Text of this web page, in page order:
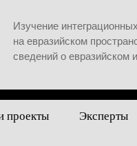
Изучение
на евразийском
сведений о евразийском
проекты Эксперты